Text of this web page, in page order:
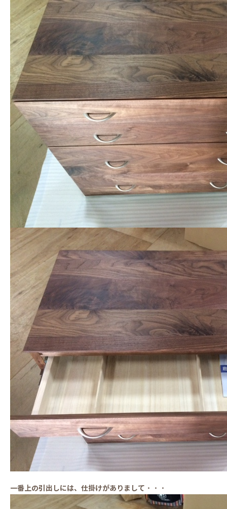
一番上の引出しには、仕掛けがありまして・・・